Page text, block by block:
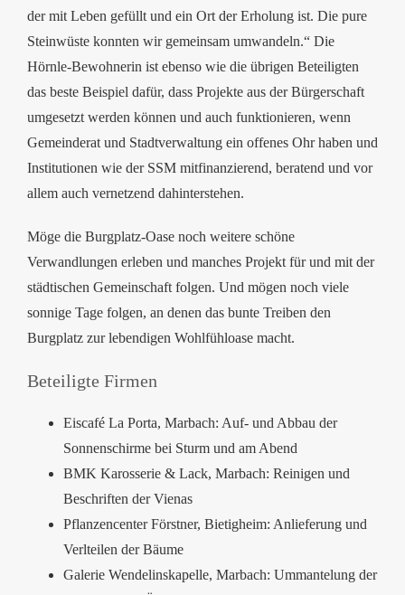
der mit Leben gefüllt und ein Ort der Erholung ist. Die pure
Steinwüste konnten wir gemeinsam umwandeln.“ Die
Hörnle-Bewohnerin ist ebenso wie die übrigen Beteiligten
das beste Beispiel dafür, dass Projekte aus der Bürgerschaft
umgesetzt werden können und auch funktionieren, wenn
Gemeinderat und Stadtverwaltung ein offenes Ohr haben und
Institutionen wie der SSM mitfinanzierend, beratend und vor
allem auch vernetzend dahinterstehen.
Möge die Burgplatz-Oase noch weitere schöne
Verwandlungen erleben und manches Projekt für und mit der
städtischen Gemeinschaft folgen. Und mögen noch viele
sonnige Tage folgen, an denen das bunte Treiben den
Burgplatz zur lebendigen Wohlfühloase macht.
Beteiligte Firmen
Eiscafé La Porta, Marbach: Auf- und Abbau der
Sonnenschirme bei Sturm und am Abend
BMK Karosserie & Lack, Marbach: Reinigen und
Beschriften der Vienas
Pflanzencenter Förstner, Bietigheim: Anlieferung und
Verlteilen der Bäume
Galerie Wendelinskapelle, Marbach: Ummantelung der